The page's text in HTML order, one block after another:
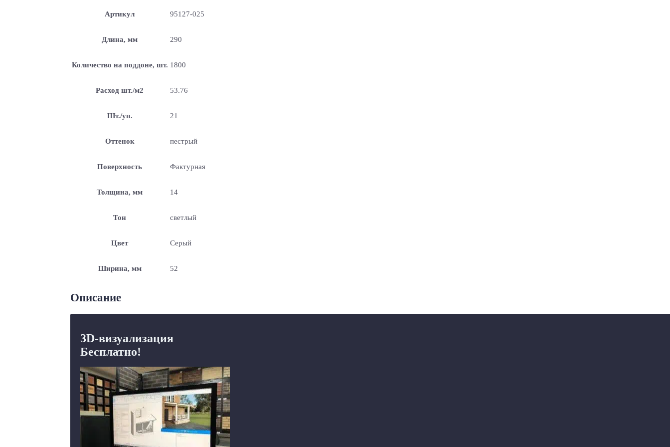
Артикул 95127-025
Длина, мм 290
Количество на поддоне, шт. 1800
Расход шт./м2 53.76
Шт./уп. 21
Оттенок пестрый
Поверхность Фактурная
Толщина, мм 14
Тон светлый
Цвет Серый
Ширина, мм 52
Описание
3D-визуализация
Бесплатно!